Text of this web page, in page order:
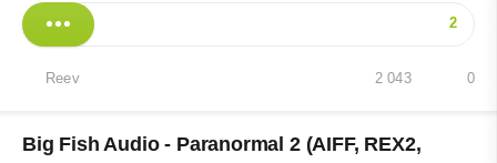
2
Reev 0
2 043
Big Fish Audio - Paranormal 2 (AIFF, REX2,